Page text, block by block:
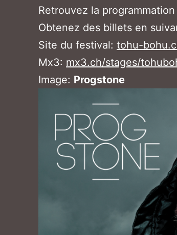
Retrouvez la
Obtenez des billets en
Site du festival: tohu-
Mx3: mx3.ch/stages/
Image: Progstone